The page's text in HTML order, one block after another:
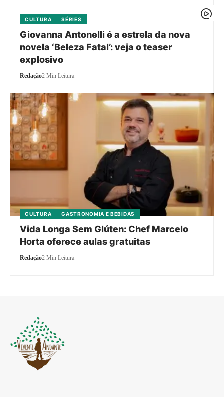
CULTURA SÉRIES
Giovanna Antonelli é a estrela da nova
novela ‘Beleza Fatal’: veja o teaser
explosivo
Redação2 Min Leitura
CULTURA GASTRONOMIA E BEBIDAS
Vida Longa Sem Glúten: Chef Marcelo
Horta oferece aulas gratuitas
Redação2 Min Leitura